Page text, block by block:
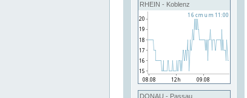
RHEIN - Koblenz
DONAU - Passau